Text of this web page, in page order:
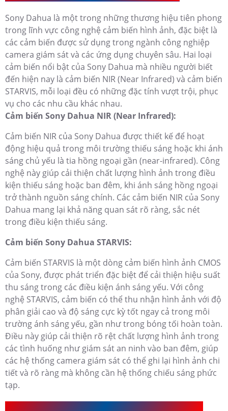
Sony Dahua là một trong những thương hiệu tiên phong
trong lĩnh vực công nghệ cảm biến hình ảnh, đặc biệt là
các cảm biến được sử dụng trong ngành công nghiệp
camera giám sát và các ứng dụng chuyên sâu. Hai loại
cảm biến nổi bật của Sony Dahua mà nhiều người biết
đến hiện nay là cảm biến NIR (Near Infrared) và cảm biến
STARVIS, mỗi loại đều có những đặc tính vượt trội, phục
vụ cho các nhu cầu khác nhau.
Cảm biến Sony Dahua NIR (Near Infrared):
Cảm biến NIR của Sony Dahua được thiết kế để hoạt
động hiệu quả trong môi trường thiếu sáng hoặc khi ánh
sáng chủ yếu là tia hồng ngoại gần (near-infrared). Công
nghệ này giúp cải thiện chất lượng hình ảnh trong điều
kiện thiếu sáng hoặc ban đêm, khi ánh sáng hồng ngoại
trở thành nguồn sáng chính. Các cảm biến NIR của Sony
Dahua mang lại khả năng quan sát rõ ràng, sắc nét
trong điều kiện thiếu sáng.
Cảm biến Sony Dahua STARVIS:
Cảm biến STARVIS là một dòng cảm biến hình ảnh CMOS
của Sony, được phát triển đặc biệt để cải thiện hiệu suất
thu sáng trong các điều kiện ánh sáng yếu. Với công
nghệ STARVIS, cảm biến có thể thu nhận hình ảnh với độ
phân giải cao và độ sáng cực kỳ tốt ngay cả trong môi
trường ánh sáng yếu, gần như trong bóng tối hoàn toàn.
Điều này giúp cải thiện rõ rệt chất lượng hình ảnh trong
các tình huống như giám sát an ninh vào ban đêm, giúp
các hệ thống camera giám sát có thể ghi lại hình ảnh chi
tiết và rõ ràng mà không cần hệ thống chiếu sáng phức
tạp.